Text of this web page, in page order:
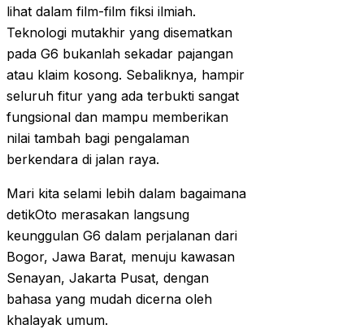
lihat dalam film-film fiksi ilmiah.
Teknologi mutakhir yang disematkan
pada G6 bukanlah sekadar pajangan
atau klaim kosong. Sebaliknya, hampir
seluruh fitur yang ada terbukti sangat
fungsional dan mampu memberikan
nilai tambah bagi pengalaman
berkendara di jalan raya.
Mari kita selami lebih dalam bagaimana
detikOto merasakan langsung
keunggulan G6 dalam perjalanan dari
Bogor, Jawa Barat, menuju kawasan
Senayan, Jakarta Pusat, dengan
bahasa yang mudah dicerna oleh
khalayak umum.